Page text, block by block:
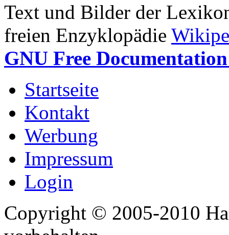
Text und Bilder der
freien Enzyklopädie
GNU Free
Startseite
Kontakt
Werbung
Impressum
Login
Copyright © 2005-2010